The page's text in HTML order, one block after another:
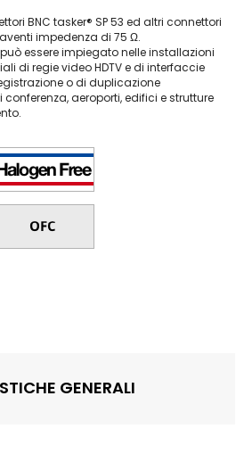
BNC tasker® SP 53 ed altri connettori
impedenza di 75 Ω.
essere impiegato nelle installazioni
di regie video HDTV e di interfaccie
o di duplicazione
aeroporti, edifici e strutture
GENERALI